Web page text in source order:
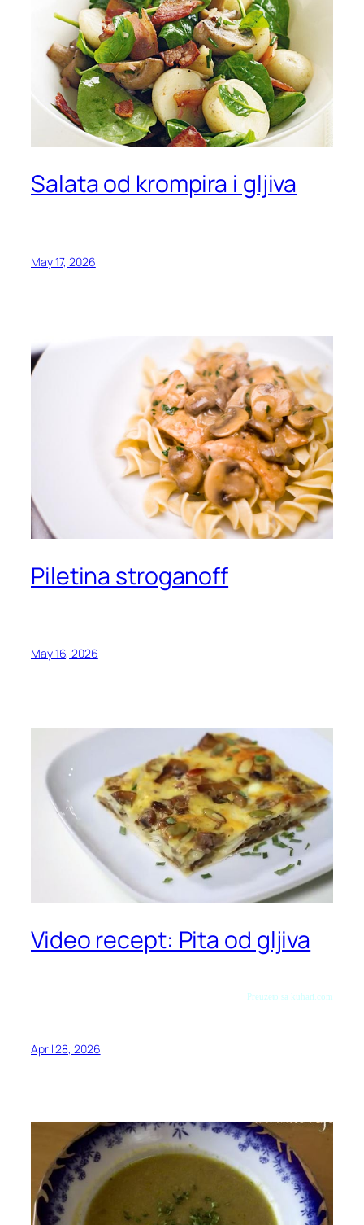
Salata od krompira i gljiva
May 17, 2026
Piletina stroganoff
May 16, 2026
Video recept: Pita od gljiva
Preuzeto sa kuhari.com
April 28, 2026